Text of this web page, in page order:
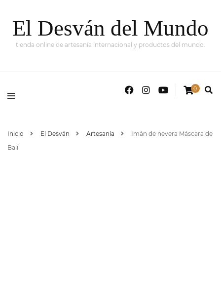
El Desván del Mundo
tienda online de artesanía internacional y productos del mundo.
0
Inicio El Desván Artesanía
Imán de nevera Máscara de
Bali